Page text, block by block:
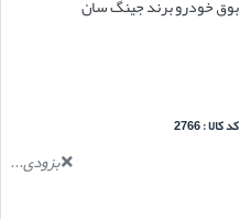
کد کالا : 2766
بزودی...